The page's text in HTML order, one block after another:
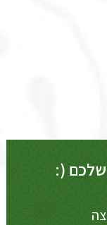
שלכם (: